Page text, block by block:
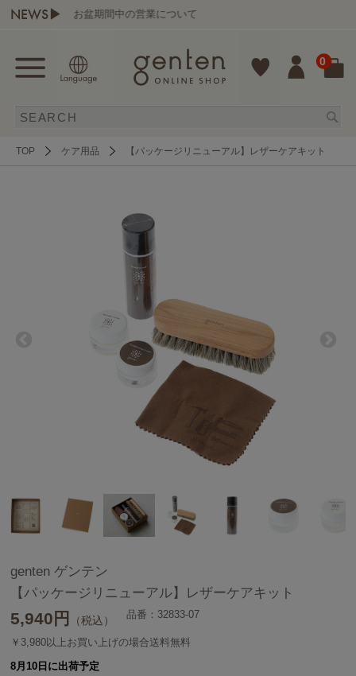
NEWS▶お盆期間中の営業について
0
TOP ケア用品 【パッケージリニューアル】レザーケアキット
genten ゲンテン
【パッケージリニューアル】レザーケアキット
5,940 円 （税込） 品番：32833-07
￥3,980以上お買い上げの場合送料無料
8月10日に出荷予定